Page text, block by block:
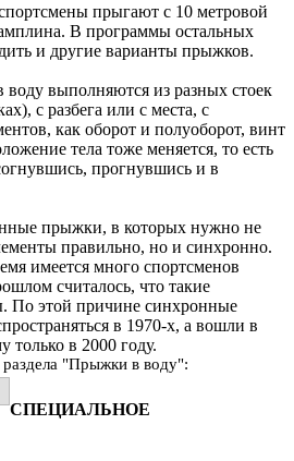
прыгают с 10 метровой
В программы остальных
и другие варианты прыжков.
выполняются из разных стоек
с разбега или с места, с
как оборот и полуоборот, винт
тела тоже меняется, то есть
прогнувшись и в
прыжки, в которых нужно не
правильно, но и синхронно.
имеется много спортсменов
считалось, что такие
По этой причине синхронные
в 1970-х, а вошли в
в 2000 году.
"Прыжки в воду":
СПЕЦИАЛЬНОЕ